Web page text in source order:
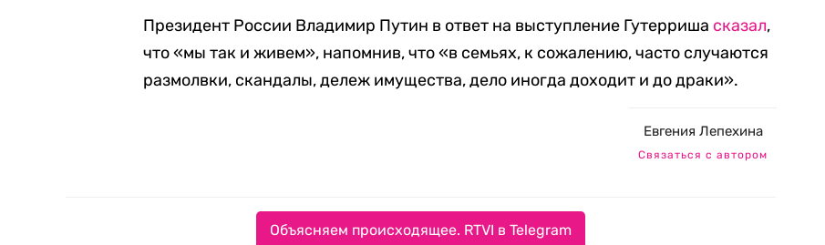
Президент России Владимир Путин в ответ на выступление Гутерриша сказал,
что «мы так и живем», напомнив, что «в семьях, к сожалению, часто случаются
размолвки, скандалы, дележ имущества, дело иногда доходит и до драки».
Евгения Лепехина
Связаться с автором
Объясняем происходящее. RTVI в Telegram